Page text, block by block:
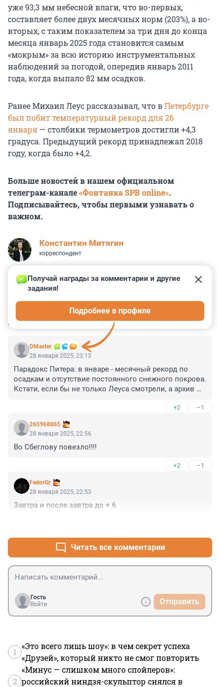
уже 93,3 мм небесной влаги, что во-первых,
составляет более двух месячных норм (203%), а во-
вторых, с таким показателем за три дня до конца
месяца январь 2025 года становится самым
«мокрым» за всю историю инструментальных
наблюдений за погодой, опередив январь 2011
года, когда выпало 82 мм осадков.
Ранее Михаил Леус рассказывал, что вПетербурге
был побит температурный рекорд для 26
января — столбики термометров достигли +4,3
градуса. Предыдущий рекорд принадлежал 2018
году, когда было +4,2.
Больше новостей в нашем официальном
телеграм-канале«Фонтанка SPB online».
Подписывайтесь, чтобы первыми узнавать о
важном.
Константин Митягин
корреспондент
КОММЕНТАРИИ 4
DMaster
Получай награды за комментарии и другие
задания!
Подробнее в профиле
28 января 2025, 23:13
Парадокс Питера: в январе - месячный рекорд по
осадкам и отсутствие постоянного снежного покрова.
Кстати, если бы не только Леуса смотрели, а архив
(Кому не нравится точка в качестве разделителя
целой и дробной части - я программист, не надо мне
писать, не тратьте свое время.)
+2 –1
265968865
28 января 2025, 22:56
Во Сбеглову повезло!!!!
+2 –1
FedorGr
28 января 2025, 22:53
Завтра и после завтра до + 6
Читать все комментарии
Гость
Войти
Отправить
1
«Это всего лишь шоу»: в чем секрет успеха
«Друзей», который никто не смог повторить
2
«Минус — слишком много спойлеров»:
российский ниндзя-скульптор снялся в